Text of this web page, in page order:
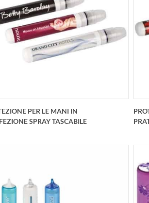
Pacchetto da 10 fazzolettini 4 veli
personalizzato. La confezione è
in polietilene per alimenti
personalizzabile in tricomia o
quadricrom
PER LE MANI IN
SPRAY TASCABILE